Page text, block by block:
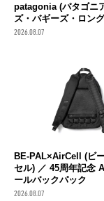
patagonia (パタゴニ
ズ・バギーズ・ロン
2026.08.07
BE-PAL×AirCell (ビ
セル) ／ 45周年記念
ールバックパック
2026.08.07